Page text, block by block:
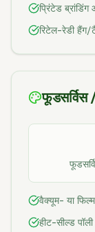
प्रिंटेड
रिटेल-रेडी हैंग/
वैक्यूम- या
हीट-सील्ड पॉली